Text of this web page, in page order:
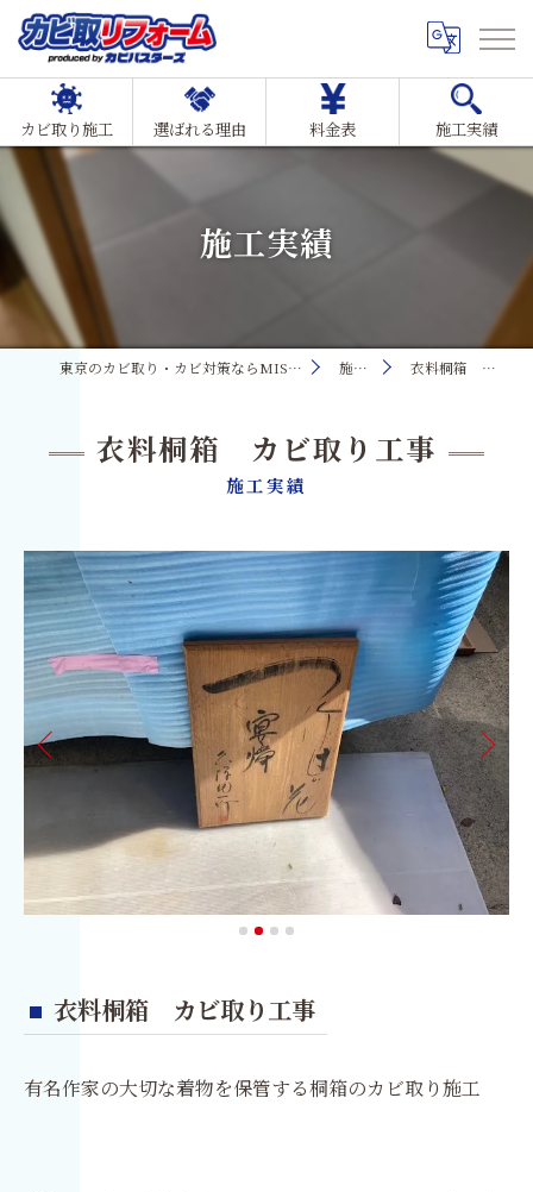
カビ取り施工 選ばれる理由 料金表 施工実績
施工実績
東京のカビ取り・カビ対策ならMIST工法®カビ取リフォーム 施工実績 衣料桐箱 カビ取り工事
施工実績
衣料桐箱 カビ取り工事
衣料桐箱 カビ取り工事
有名作家の大切な着物を保管する桐箱のカビ取り施工